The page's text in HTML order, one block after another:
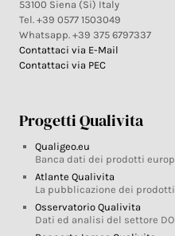
53100 Siena (Si) Italy
Tel. +39 0577 1503049
Whatsapp. +39 375 6797337
Contattaci via E-Mail
Contattaci via PEC
Progetti Qualivita
Qualigeo.eu
Banca dati dei prodotti
Atlante Qualivita
La pubblicazione dei prodotti
Osservatorio Qualivita
Dati ed analisi del settore